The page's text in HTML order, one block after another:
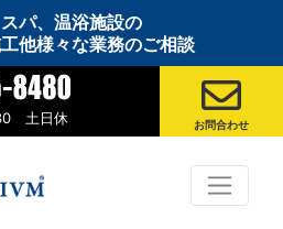
パ、温浴施設の
他様々な業務のご相談
土日休 お問合わせ